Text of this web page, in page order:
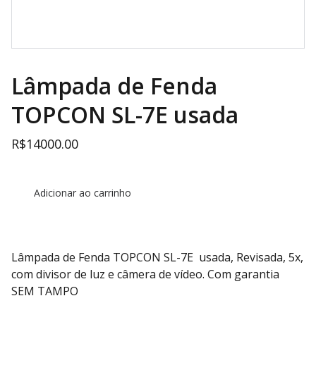
Lâmpada de Fenda
TOPCON SL-7E usada
R$14000.00
Adicionar ao carrinho
Lâmpada de Fenda TOPCON SL-7E usada, Revisada, 5x,
com divisor de luz e câmera de vídeo. Com garantia
SEM TAMPO